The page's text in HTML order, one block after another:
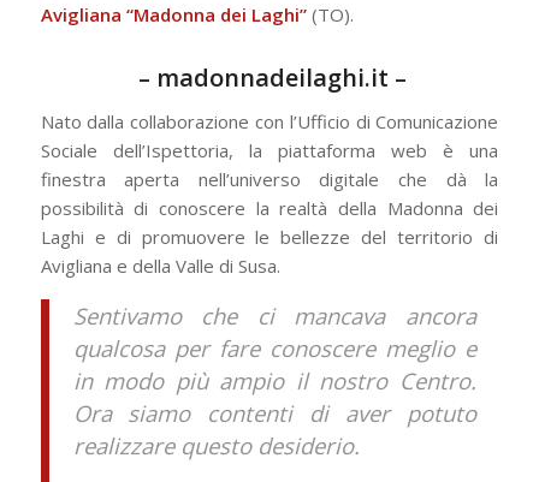
Avigliana “Madonna dei Laghi”(TO).
– madonnadeilaghi.it –
Nato dalla collaborazione con l’Ufficio di Comunicazione
Sociale dell’Ispettoria, la piattaforma web è una
finestra aperta nell’universo digitale che dà la
possibilità di conoscere la realtà della Madonna dei
Laghi e di promuovere le bellezze del territorio di
Avigliana e della Valle di Susa.
Sentivamo che ci mancava ancora
qualcosa per fare conoscere meglio e
in modo più ampio il nostro Centro.
Ora siamo contenti di aver potuto
realizzare questo desiderio.